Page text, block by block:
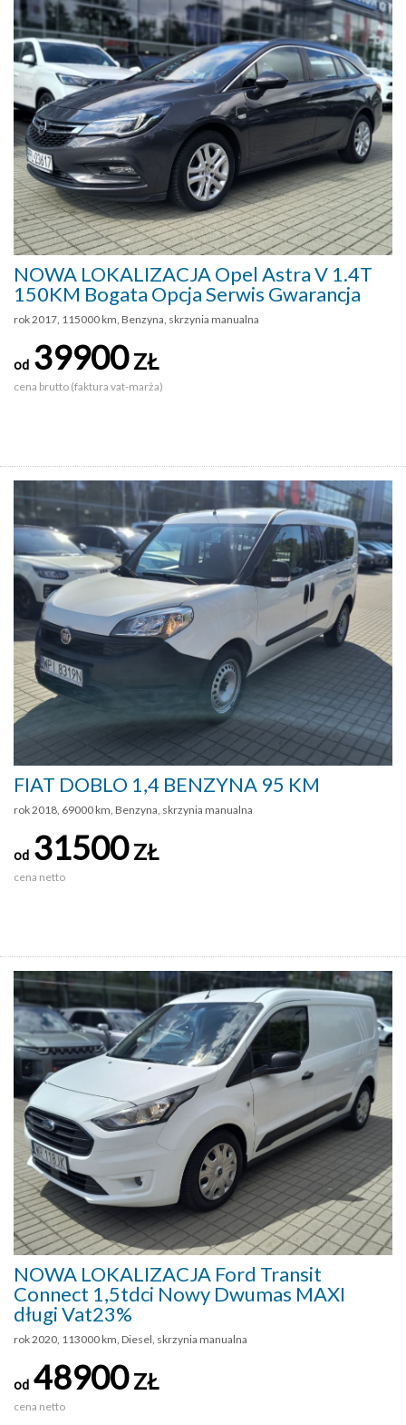
NOWA LOKALIZACJA Opel Astra V 1.4T
150KM Bogata Opcja Serwis Gwarancja
rok 2017, 115000 km, Benzyna, skrzynia manualna
od 39900ZŁ
cena brutto (faktura vat-marża)
FIAT DOBLO 1,4 BENZYNA 95 KM
rok 2018, 69000 km, Benzyna, skrzynia manualna
od 31500ZŁ
cena netto
NOWA LOKALIZACJA Ford Transit
Connect 1,5tdci Nowy Dwumas MAXI
długi Vat23%
rok 2020, 113000 km, Diesel, skrzynia manualna
od 48900ZŁ
cena netto